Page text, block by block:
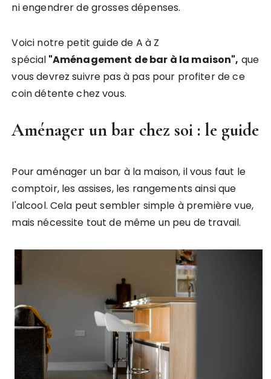
ni engendrer de grosses dépenses.
Voici notre petit guide de A à Z
spécial "Aménagement de bar à la maison", que
vous devrez suivre pas à pas pour profiter de ce
coin détente chez vous.
Aménager un bar chez soi : le guide
Pour aménager un bar à la maison, il vous faut le
comptoir, les assises, les rangements ainsi que
l'alcool. Cela peut sembler simple à première vue,
mais nécessite tout de même un peu de travail.